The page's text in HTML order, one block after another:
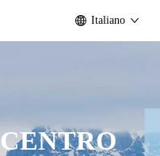
Italiano
CENTRO